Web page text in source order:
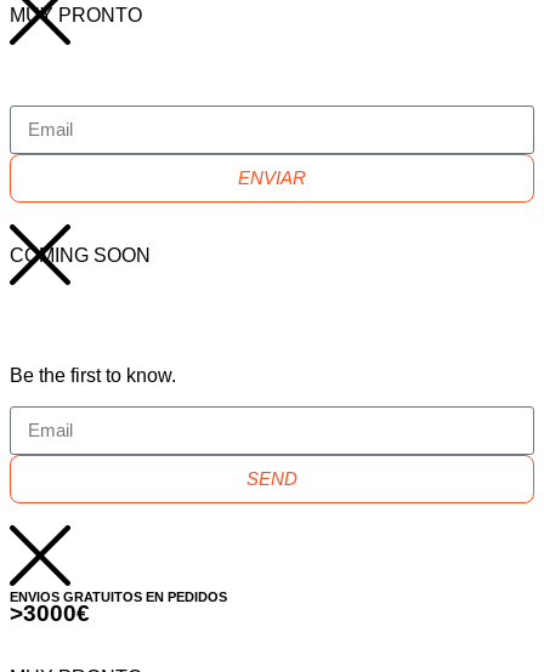
MUY PRONTO
ENVIAR
COMING SOON
Be the first to know.
SEND
ENVIOS GRATUITOS EN PEDIDOS
>3000€